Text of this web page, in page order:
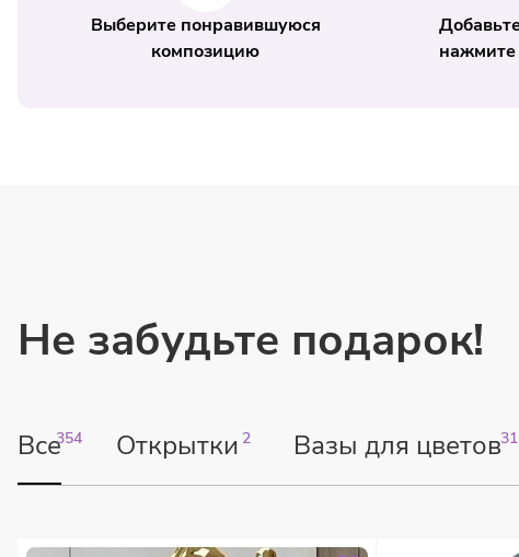
Выберите понравившуюся
композицию
нажмите
Не забудьте подарок!
Все354 Открытки 2 Вазы для цветов31